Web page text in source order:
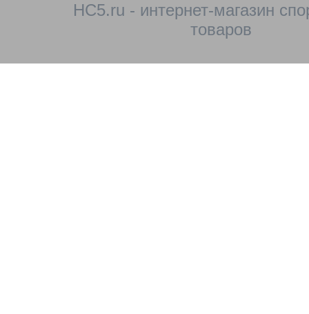
HC5.ru - интернет-магазин
товаров